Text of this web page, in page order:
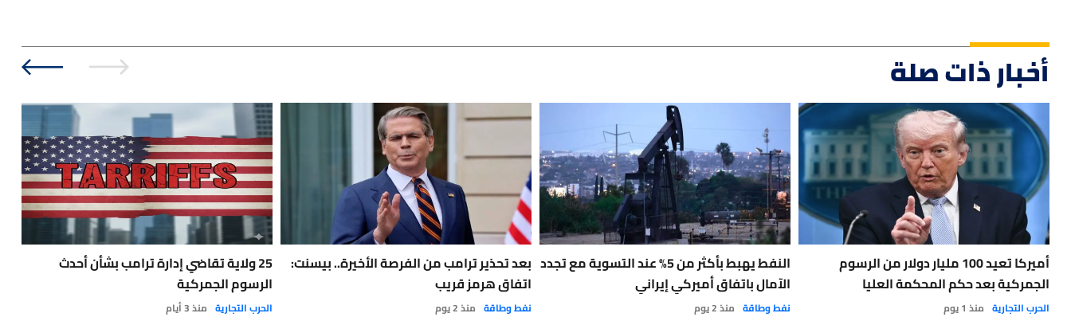
أخبار ذات صلة
أميركا تعيد 100 مليار دولار من الرسوم
الجمركية بعد حكم المحكمة العليا
الحرب التجارية منذ 1 يوم
النفط يهبط بأكثر من 5% عند التسوية مع تجدد
الآمال باتفاق أميركي إيراني
نفط وطاقة منذ 2 يوم
بعد تحذير ترامب من الفرصة الأخيرة.. بيسنت:
اتفاق هرمز قريب
نفط وطاقة منذ 2 يوم
25 ولاية تقاضي إدارة ترامب بشأن أحدث
الرسوم الجمركية
الحرب التجارية منذ 3 أيام